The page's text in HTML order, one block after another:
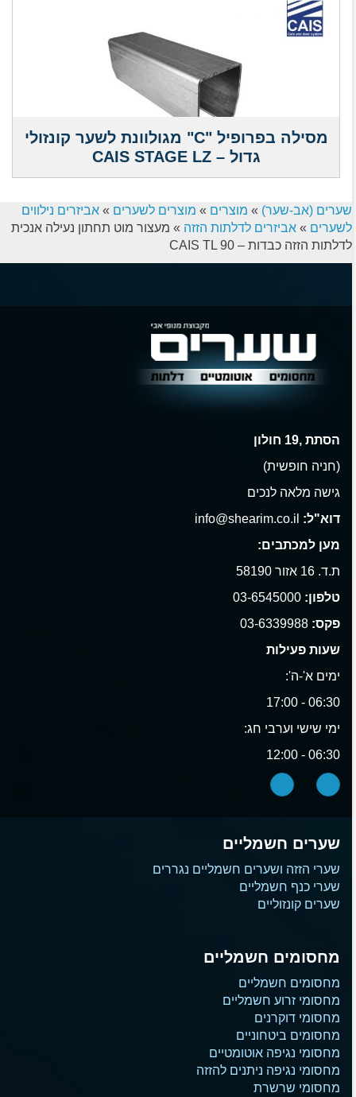
מסילה בפרופיל "C" מגולוונת לשער קונזולי
גדול – CAIS STAGE LZ
שערים (אב-שער) » מוצרים » מוצרים לשערים » אביזרים נילווים
לשערים » אביזרים לדלתות הזזה » מעצור מוט תחתון נעילה אנכית
לדלתות הזזה כבדות – CAIS TL 90
הסתת ,19 חולון
(חניה חופשית)
גישה מלאה לנכים
דוא"ל:
מען למכתבים:
ת.ד. 16 אזור 58190
טלפון:
פקס:
שעות פעילות
ימים א'-ה':
06:30 - 17:00
ימי שישי וערבי חג:
06:30 - 12:00
שערים חשמליים
שערי הזזה ושערים חשמליים נגררים
שערי כנף חשמליים
שערים קונזוליים
מחסומים חשמליים
מחסומים חשמליים
מחסומי זרוע חשמליים
מחסומי דוקרנים
מחסומים ביטחוניים
מחסומי נגיפה אוטומטיים
מחסומי נגיפה ניתנים להזזה
מחסומי שרשרת